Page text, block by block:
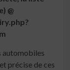
@
automobiles
précise de ces